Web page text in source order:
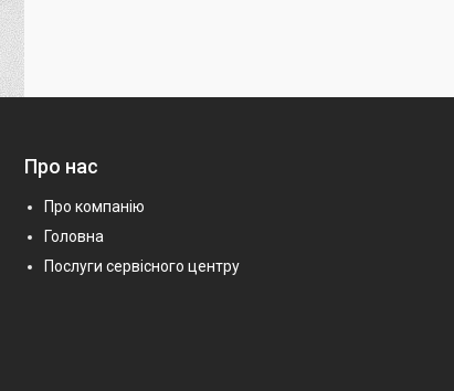
Про нас
Про компанію
Головна
Послуги сервісного центру